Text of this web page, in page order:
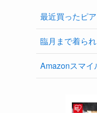
最近買ったピ
臨月まで着ら
Amazonスマイ